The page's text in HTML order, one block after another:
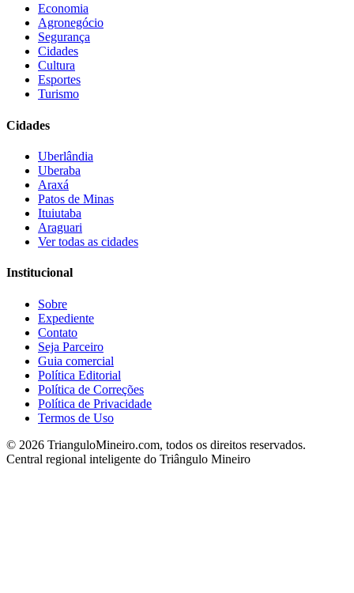
Economia
Agronegócio
Segurança
Cidades
Cultura
Esportes
Turismo
Cidades
Uberlândia
Uberaba
Araxá
Patos de Minas
Ituiutaba
Araguari
Ver todas as cidades
Institucional
Sobre
Expediente
Contato
Seja Parceiro
Guia comercial
Política Editorial
Política de Correções
Política de Privacidade
Termos de Uso
© 2026 TrianguloMineiro.com, todos os direitos reservados.
Central regional inteligente do Triângulo Mineiro